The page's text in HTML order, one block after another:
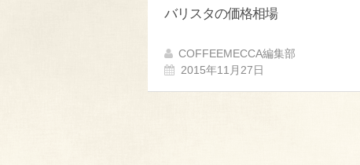
バリスタの価格相場
COFFEEMECCA編集部
2015年11月27日